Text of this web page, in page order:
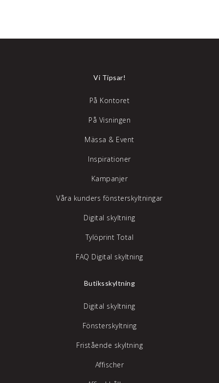
Vi Tipsar!
På Kontoret
På Visningen
Mässa & Event
Inspirationer
Kampanjer
Våra kunders fönsterskyltningar
Digital skyltning
Tylöprint Total
FAQ Digital skyltning
Butiksskyltning
Digital skyltning
Fönsterskyltning
Fristående skyltning
Affischer